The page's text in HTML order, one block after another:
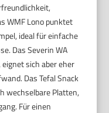
WMF Lono punktet
ideal für einfache
Das Severin WA
sich aber eher
Das Tefal Snack
wechselbare Platten,
Für einen